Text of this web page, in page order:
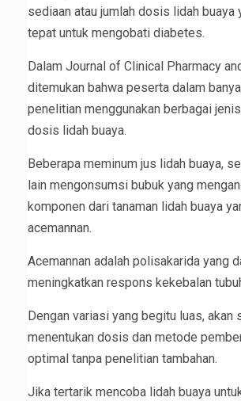
sediaan atau jumlah dosis lidah buaya
tepat untuk mengobati diabetes.
Dalam Journal of Clinical Pharmacy
ditemukan bahwa peserta dalam
penelitian menggunakan berbagai
dosis lidah buaya.
Beberapa meminum jus lidah buaya,
lain mengonsumsi bubuk yang
komponen dari tanaman lidah buaya
acemannan.
Acemannan adalah polisakarida yang
meningkatkan respons kekebalan
Dengan variasi yang begitu luas, akan
menentukan dosis dan metode
optimal tanpa penelitian tambahan.
Jika tertarik mencoba lidah buaya